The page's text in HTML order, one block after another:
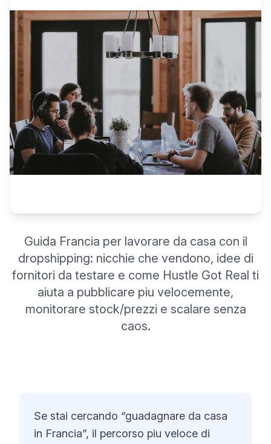
Guida Francia per lavorare da casa con il
dropshipping: nicchie che vendono, idee di
fornitori da testare e come Hustle Got Real ti
aiuta a pubblicare piu velocemente,
monitorare stock/prezzi e scalare senza
caos.
Se stai cercando “guadagnare da casa
in Francia”, il percorso piu veloce di